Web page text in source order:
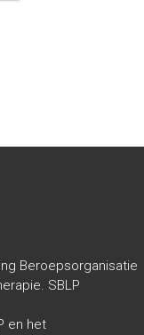
Beroepsorganisatie
SBLP
en het